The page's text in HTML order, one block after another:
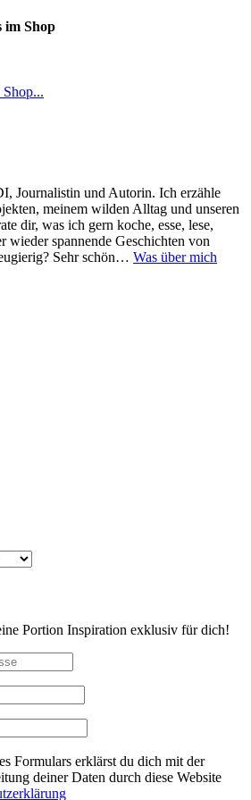
im Shop
Journalistin und Autorin. Ich erzähle
meinem wilden Alltag und unseren
dir, was ich gern koche, esse, lese,
wieder spannende Geschichten von
Sehr schön… Was über mich
Portion Inspiration exklusiv für dich!
Formulars erklärst du dich mit der
deiner Daten durch diese Website